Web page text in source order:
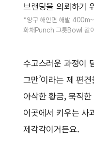
브랜딩을 의뢰하기
*양구 해안면 해발
화채Punch 그릇Bowl 같
수고스러운 과정이
그만’이라는 제 편
아삭한 황금, 묵직
이곳에서 키우는 사
제각각이거든요.